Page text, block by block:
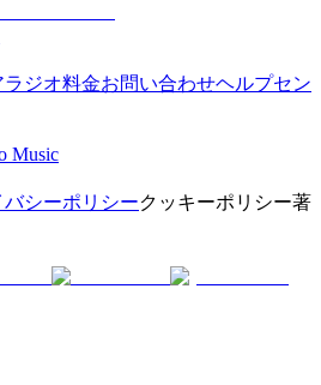
ラジオ料金お問い合わせヘルプセン
Music
バシーポリシークッキーポリシー著